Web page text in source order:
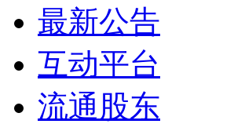
最新公告
互动平台
流通股东